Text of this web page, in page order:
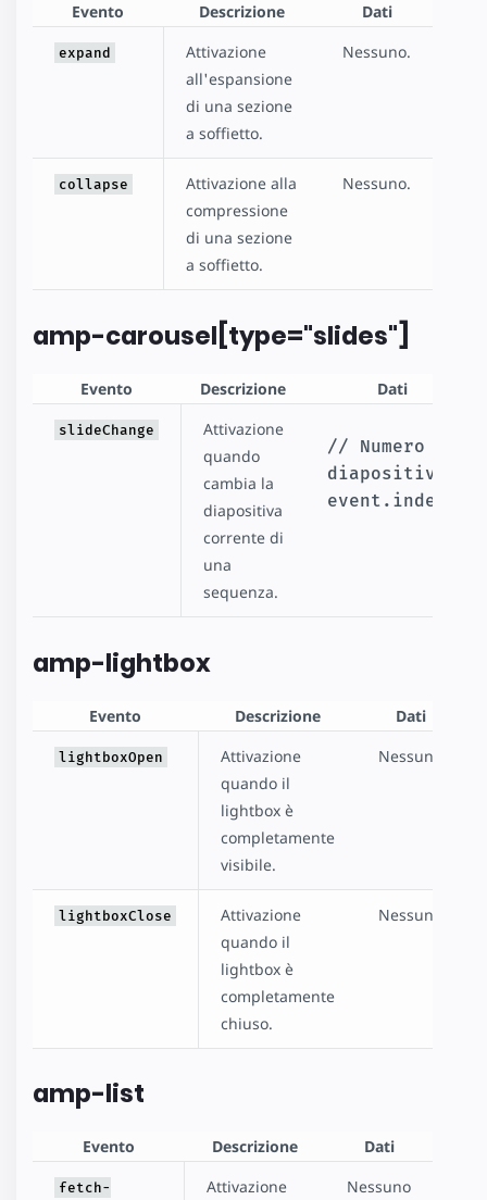
Evento Descrizione Dati
expand
Attivazione
all'espansione
di una sezione
a soffietto.
Nessuno.
collapse
Attivazione alla
compressione
di una sezione
a soffietto.
Nessuno.
amp-carousel[type="slides"]
Evento Descrizione Dati
slideChange
Attivazione
quando
cambia la
diapositiva
corrente di
una
sequenza.
// Numero
diapositiva.
event.index
amp-lightbox
Evento Descrizione Dati
lightboxOpen
Attivazione
quando il
lightbox è
completamente
visibile.
Nessuno
lightboxClose
Attivazione
quando il
lightbox è
completamente
chiuso.
Nessuno
amp-list
Evento Descrizione Dati
fetch-
Attivazione
Nessuno